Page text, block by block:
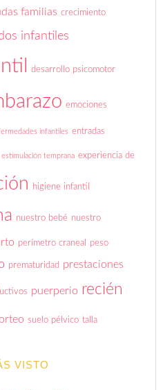
familias crecimiento
infantiles
desarrollo psicomotor
emociones
infantiles entradas
estimulación temprana experiencia de
higiene infantil
nuestro bebé nuestro
perímetro craneal peso
prematuridad prestaciones
puerperio recién
suelo pélvico talla
VISTO